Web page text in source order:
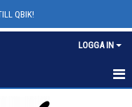
QBIK!
LOGGA IN